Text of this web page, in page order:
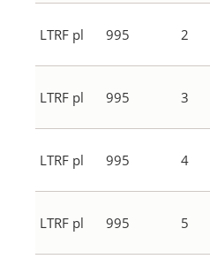
LTRF pl 995 2
LTRF pl 995 3
LTRF pl 995 4
LTRF pl 995 5